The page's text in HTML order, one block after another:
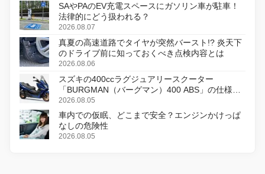
SAやPAのEV充電スペースにガソリン車が駐車！
法律的にどう扱われる？
2026.08.07
真夏の高速道路でタイヤが突然バースト!? 炎天下
のドライブ前に知っておくべき点検内容とは
2026.08.06
スズキの400ccラグジュアリースクーター
「BURGMAN（バーグマン）400 ABS」の仕様を
変更し、8月18日に発売
2026.08.05
車内での仮眠、どこまで安全？エンジンかけっぱ
なしの危険性
2026.08.05